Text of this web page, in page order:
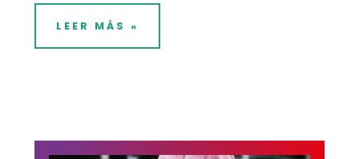
LEER MÁS »